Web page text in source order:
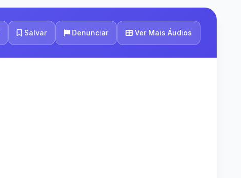
Salvar Denunciar Ver Mais Áudios